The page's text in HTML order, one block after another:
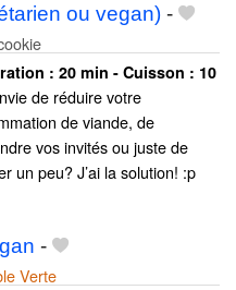
ou vegan) -
: 20 min - Cuisson : 10
de réduire votre
de viande, de
vos invités ou juste de
un peu? J’ai la solution! :p
-
Verte